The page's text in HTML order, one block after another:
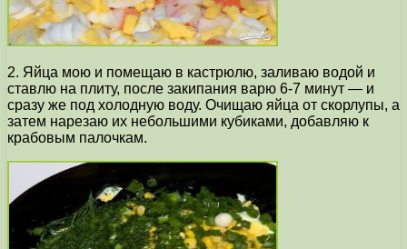
2. Яйца мою и помещаю в кастрюлю, заливаю водой и
ставлю на плиту, после закипания варю 6-7 минут — и
сразу же под холодную воду. Очищаю яйца от скорлупы, а
затем нарезаю их небольшими кубиками, добавляю к
крабовым палочкам.